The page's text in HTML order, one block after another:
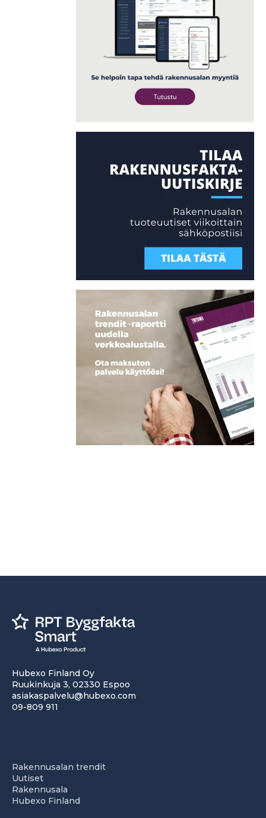
Hubexo Finland Oy
Ruukinkuja 3, 02330 Espoo
asiakaspalvelu@hubexo.com
09-809 911
Rakennusalan trendit
Uutiset
Rakennusala
Hubexo Finland